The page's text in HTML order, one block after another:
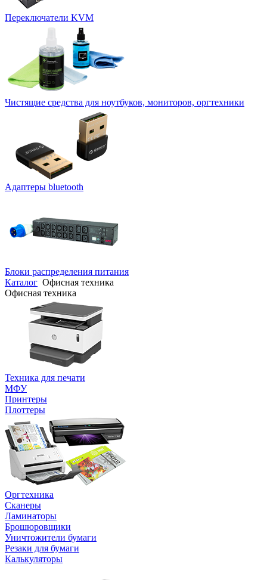
Переключатели KVM
Чистящие средства для ноутбуков, мониторов, оргтехники
Адаптеры bluetooth
Блоки распределения питания
Каталог Офисная техника
Офисная техника
Техника для печати
МФУ
Принтеры
Плоттеры
Оргтехника
Сканеры
Ламинаторы
Брошюровщики
Уничтожители бумаги
Резаки для бумаги
Калькуляторы